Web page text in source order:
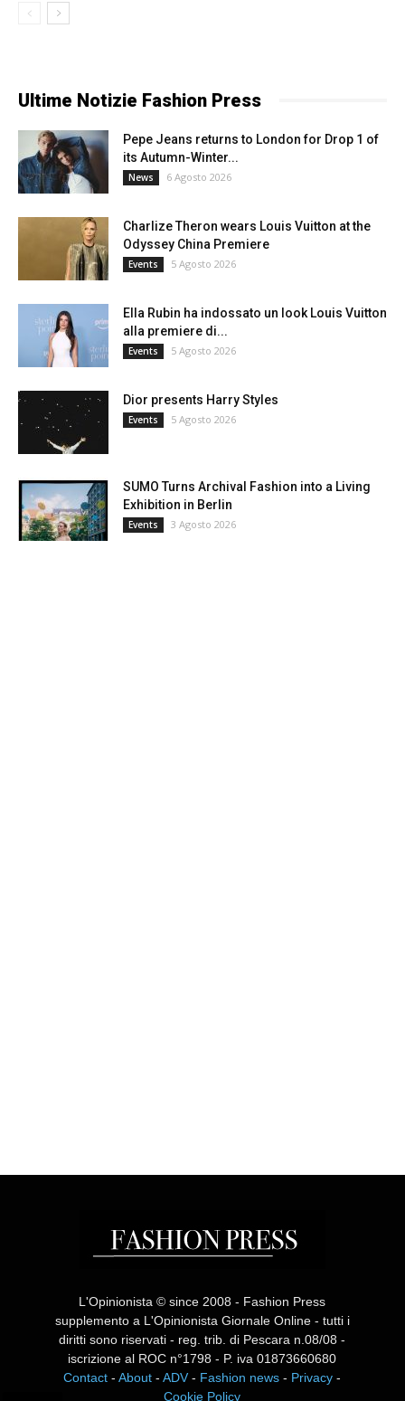
Ultime Notizie Fashion Press
Pepe Jeans returns to London for Drop 1 of
its Autumn-Winter...
News 6 Agosto 2026
Charlize Theron wears Louis Vuitton at the
Odyssey China Premiere
Events 5 Agosto 2026
Ella Rubin ha indossato un look Louis Vuitton
alla premiere di...
Events 5 Agosto 2026
Dior presents Harry Styles
Events 5 Agosto 2026
SUMO Turns Archival Fashion into a Living
Exhibition in Berlin
Events 3 Agosto 2026
L'Opinionista © since 2008 - Fashion Press
supplemento a L'Opinionista Giornale Online - tutti i
diritti sono riservati - reg. trib. di Pescara n.08/08 -
iscrizione al ROC n°1798 - P. iva 01873660680
Contact -About -ADV - Fashion news - Privacy -
Cookie Policy